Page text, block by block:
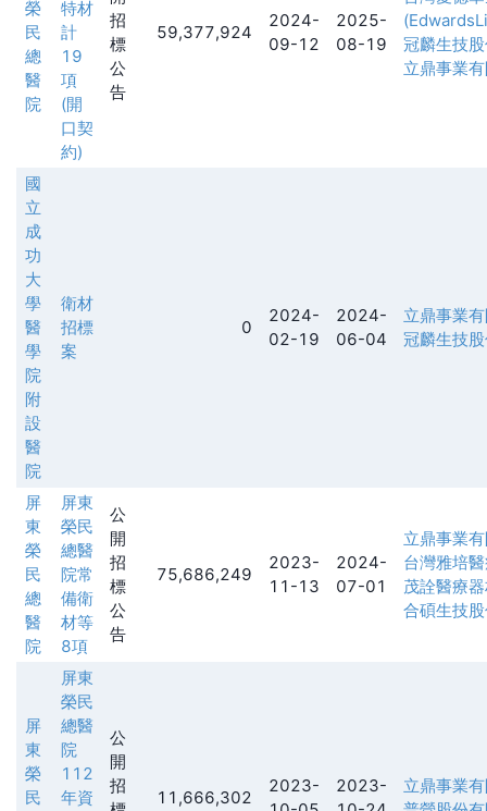
榮
民
總
醫
院
特材
計
19
項
(開
口契
約)
招
標
公
告
59,377,924
2024-
09-12
2025-
08-19
冠麟生技
立鼎事業
國
立
成
功
大
學
醫
學
院
附
設
醫
院
衛材
招標
案
0
2024-
02-19
2024-
06-04
立鼎事業
冠麟生技
屏
東
榮
民
總
醫
院
屏東
榮民
總醫
院常
備衛
材等
8項
公
開
招
標
公
告
75,686,249
2023-
11-13
2024-
07-01
立鼎事業
台灣雅培
茂詮醫療
合碩生技
屏
東
榮
民
屏東
榮民
總醫
院
112
年資
公
開
招
11,666,302
2023-
2023-
立鼎事業